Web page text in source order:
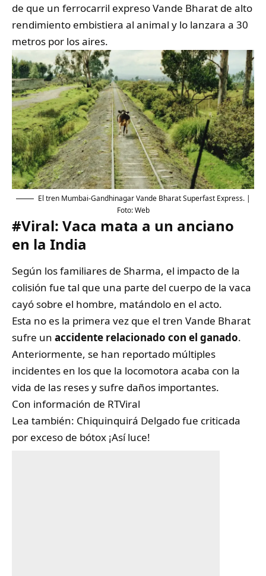
de que un ferrocarril expreso Vande Bharat de alto
rendimiento embistiera al animal y lo lanzara a 30
metros por los aires.
El tren Mumbai-Gandhinagar Vande Bharat Superfast Express. |
Foto: Web
#Viral: Vaca mata a un anciano
en la India
Según los familiares de Sharma, el impacto de la
colisión fue tal que una parte del cuerpo de la vaca
cayó sobre el hombre, matándolo en el acto.
Esta no es la primera vez que el tren Vande Bharat
sufre un accidente relacionado con el ganado.
Anteriormente, se han reportado múltiples
incidentes en los que la locomotora acaba con la
vida de las reses y sufre daños importantes.
Con información de RTViral
Lea también: Chiquinquirá Delgado fue criticada
por exceso de bótox ¡Así luce!